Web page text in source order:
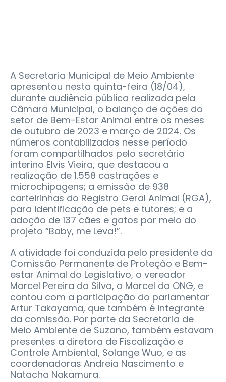
A Secretaria Municipal de Meio Ambiente
apresentou nesta quinta-feira (18/04),
durante audiência pública realizada pela
Câmara Municipal, o balanço de ações do
setor de Bem-Estar Animal entre os meses
de outubro de 2023 e março de 2024. Os
números contabilizados nesse período
foram compartilhados pelo secretário
interino Elvis Vieira, que destacou a
realização de 1.558 castrações e
microchipagens; a emissão de 938
carteirinhas do Registro Geral Animal (RGA),
para identificação de pets e tutores; e a
adoção de 137 cães e gatos por meio do
projeto “Baby, me Leva!”.
A atividade foi conduzida pelo presidente da
Comissão Permanente de Proteção e Bem-
estar Animal do Legislativo, o vereador
Marcel Pereira da Silva, o Marcel da ONG, e
contou com a participação do parlamentar
Artur Takayama, que também é integrante
da comissão. Por parte da Secretaria de
Meio Ambiente de Suzano, também estavam
presentes a diretora de Fiscalização e
Controle Ambiental, Solange Wuo, e as
coordenadoras Andreia Nascimento e
Natacha Nakamura.